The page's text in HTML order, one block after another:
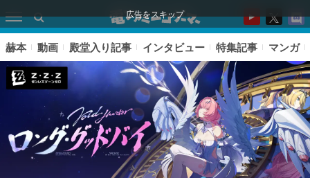
広告をスキップ
赫本 動画 殿堂入り記事 インタビュー 特集記事 マンガ